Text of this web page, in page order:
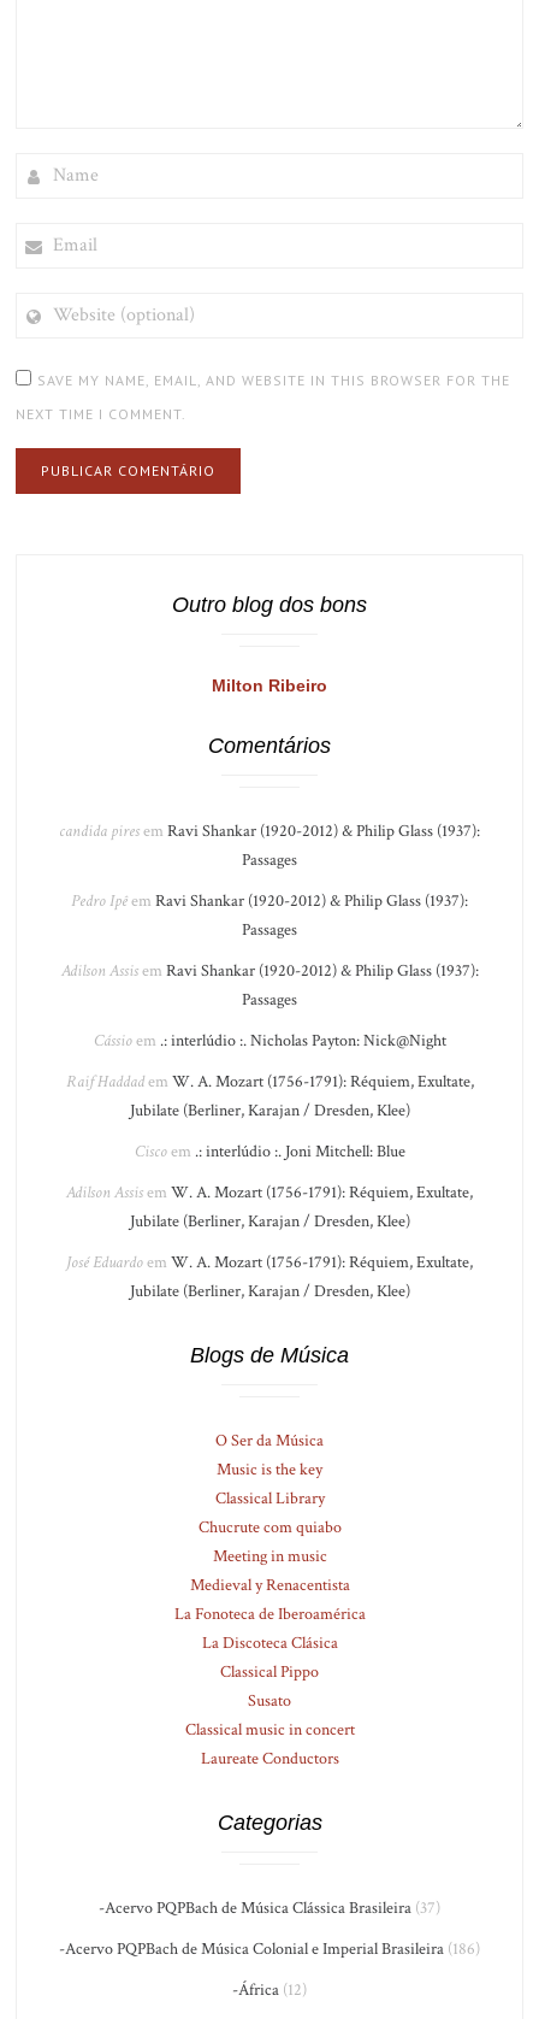
(OPTIONAL)
SAVE MY NAME, EMAIL, AND WEBSITE IN THIS BROWSER FOR THE
NEXT TIME I COMMENT.
Outro blog dos bons
Milton Ribeiro
Comentários
candida piresem Ravi Shankar (1920-2012) & Philip Glass (1937):
Passages
Pedro Ipêem Ravi Shankar (1920-2012) & Philip Glass (1937):
Passages
Adilson Assisem Ravi Shankar (1920-2012) & Philip Glass (1937):
Passages
Cássioem .: interlúdio :. Nicholas Payton: Nick@Night
Raif Haddadem W. A. Mozart (1756-1791): Réquiem, Exultate,
Jubilate (Berliner, Karajan / Dresden, Klee)
Ciscoem .: interlúdio :. Joni Mitchell: Blue
Adilson Assisem W. A. Mozart (1756-1791): Réquiem, Exultate,
Jubilate (Berliner, Karajan / Dresden, Klee)
José Eduardoem W. A. Mozart (1756-1791): Réquiem, Exultate,
Jubilate (Berliner, Karajan / Dresden, Klee)
Blogs de Música
O Ser da Música
Music is the key
Classical Library
Chucrute com quiabo
Meeting in music
Medieval y Renacentista
La Fonoteca de Iberoamérica
La Discoteca Clásica
Classical Pippo
Susato
Classical music in concert
Laureate Conductors
Categorias
-Acervo PQPBach de Música Clássica Brasileira (37)
-Acervo PQPBach de Música Colonial e Imperial Brasileira (186)
-África (12)